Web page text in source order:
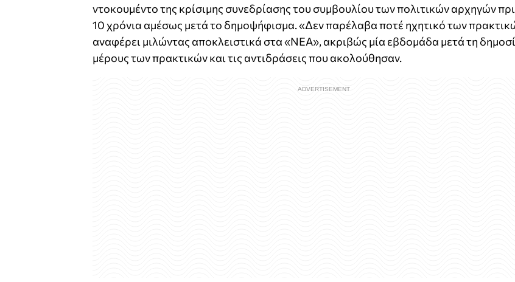
ντοκουμέντο της κρίσιμης συνεδρίασης του συμβουλίου των πολιτικών αρχηγών
10 χρόνια αμέσως μετά το δημοψήφισμα. «Δεν παρέλαβα ποτέ ηχητικό των
αναφέρει μιλώντας αποκλειστικά στα «ΝΕΑ», ακριβώς μία εβδομάδα μετά τη
μέρους των πρακτικών και τις αντιδράσεις που ακολούθησαν.